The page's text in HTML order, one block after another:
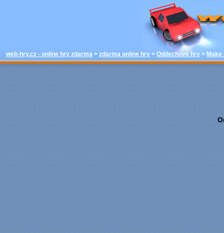
web-hry.cz - online hry zdarma > zdarma online hry > Oddechové hry > Make
hrát -
Oddechové
web-